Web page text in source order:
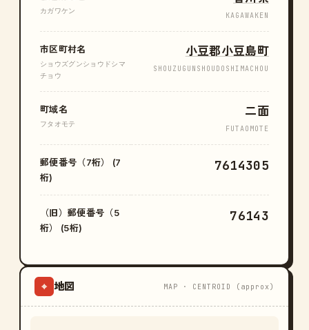
カガワケン
KAGAWAKEN
市区町村名
ショウズグンショウドシマ
チョウ
小豆郡小豆島町
SHOUZUGUNSHOUDOSHIMACHOU
町域名
フタオモテ
二面
FUTAOMOTE
郵便番号（7桁） (7
桁)
7614305
（旧）郵便番号（5
桁） (5桁)
76143
⌖ 地図 MAP · CENTROID (approx)